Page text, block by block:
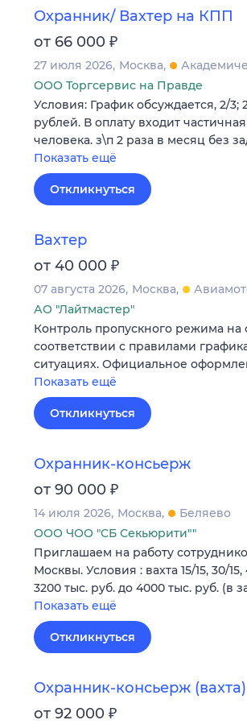
Охранник/ Вахтер на КПП
от 66 000 ₽
27 июля 2026 Москва
ООО Торгсервис на Правде
Условия: График обсуждается, 2/3;
рублей. В оплату входит
человека. з\п 2 раза в месяц без
Показать ещё
Откликнуться
Вахтер
от 40 000 ₽
07 августа 2026 Москва
АО "Лайтмастер"
Контроль пропускного режима
соответствии с правилами
ситуациях. Официальное
Показать ещё
Откликнуться
Охранник-консьерж
от 90 000 ₽
14 июля 2026 Москва
Беляево
ООО ЧОО "СБ Секьюрити""
Приглашаем нa работу
Москвы. Условия : вахта 15/15, 30/
3200 тыс. руб. дo 4000 тыс. pуб. (в
Показать ещё
Откликнуться
Охранник-консьерж (вахта)
от 92 000 ₽